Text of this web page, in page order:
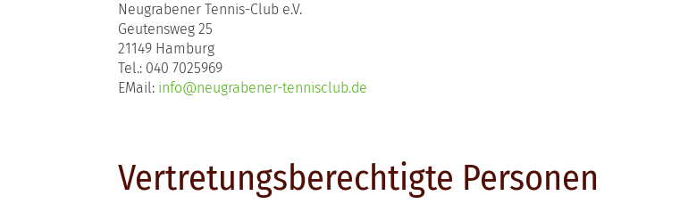
Neugrabener Tennis-Club e.V.
Geutensweg 25
21149 Hamburg
Tel.: 040 7025969
EMail: info@neugrabener-tennisclub.de
Vertretungsberechtigte Personen